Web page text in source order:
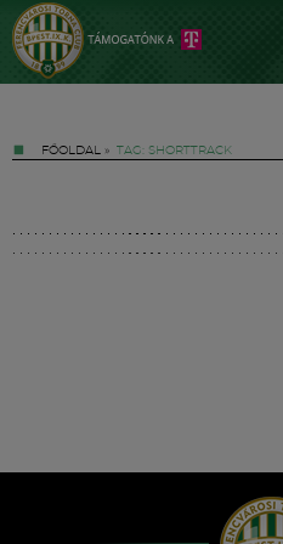
FŐOLDAL » TAG: SHORTTRACK
Hírek